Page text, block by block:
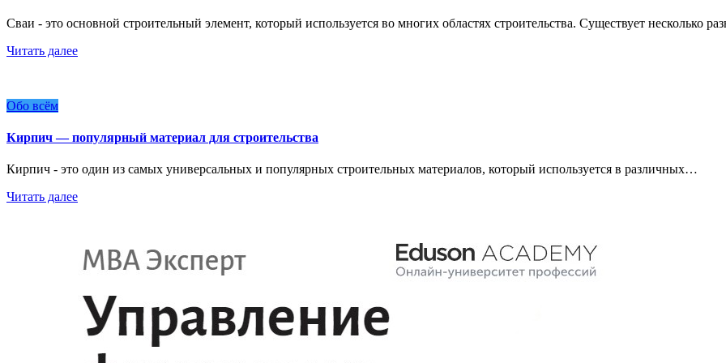
Сваи - это основной строительный элемент, который используется во многих областях строительства. Существует несколько
Читать далее
Обо всём
Кирпич — популярный материал для строительства
Кирпич - это один из самых универсальных и популярных строительных материалов, который используется в различных…
Читать далее